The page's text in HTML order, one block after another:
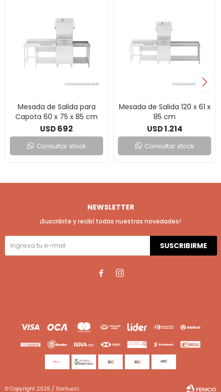
Mesada de Salida para
Capota 60 x 75 x 85 cm
USD692
Consultar stock
Mesada de Salida 120 x 61 x
85 cm
USD1.214
Consultar stock
NEWSLETTER
¡Suscribite y recibí todas nuestras novedades!
SUSCRIBIRME
 
© Copyright 2026 / Santucci